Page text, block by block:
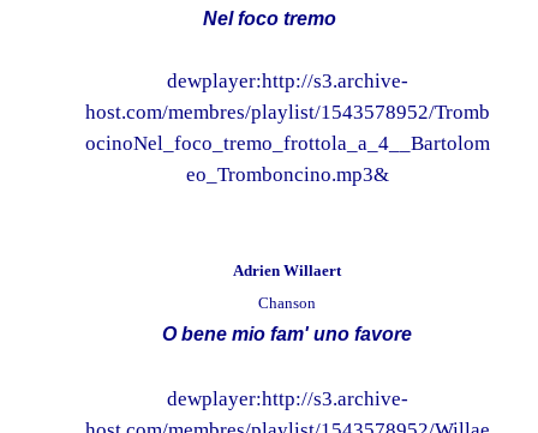
Nel foco tremo
dewplayer:http://s3.archive-
host.com/membres/playlist/1543578952/Tromb
ocinoNel_foco_tremo_frottola_a_4__Bartolom
eo_Tromboncino.mp3&
Adrien Willaert
Chanson
O bene mio fam' uno favore
dewplayer:http://s3.archive-